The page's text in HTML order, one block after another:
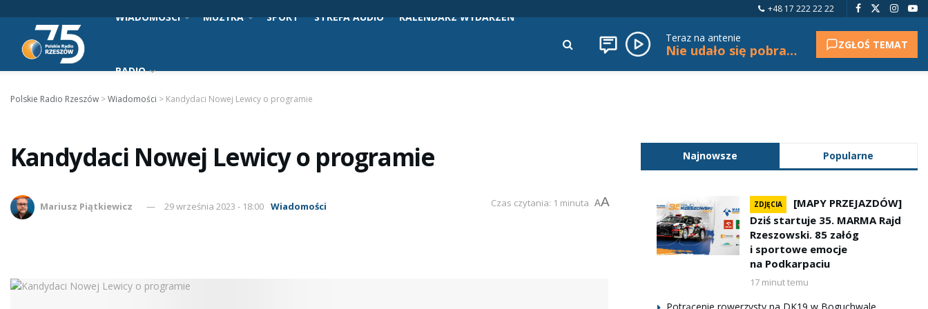
+48 17 222 22 22
WIADOMOŚCI MUZYKA SPORT STREFA AUDIO KALENDARZ WYDARZEŃ
RADIO
Teraz na antenie
Nie udało się pobrać tytułu. ZGŁOŚ TEMAT
Polskie Radio Rzeszów >Wiadomości > Kandydaci Nowej Lewicy o programie
Kandydaci Nowej Lewicy o programie
Mariusz Piątkiewicz 29 września 2023 - 18:00 Wiadomości Czas czytania: 1 minuta AA
Najnowsze Popularne
ZDJĘCIA
[MAPY PRZEJAZDÓW]
Dziś startuje 35. MARMA Rajd
Rzeszowski. 85 załóg
i sportowe emocje
na Podkarpaciu
17 minut temu